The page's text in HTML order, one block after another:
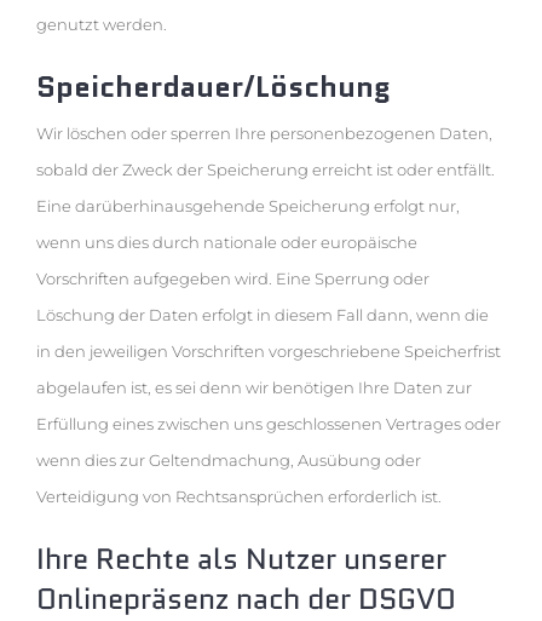
genutzt werden.
Speicherdauer/Löschung
Wir löschen oder sperren Ihre personenbezogenen Daten,
sobald der Zweck der Speicherung erreicht ist oder entfällt.
Eine darüberhinausgehende Speicherung erfolgt nur,
wenn uns dies durch nationale oder europäische
Vorschriften aufgegeben wird. Eine Sperrung oder
Löschung der Daten erfolgt in diesem Fall dann, wenn die
in den jeweiligen Vorschriften vorgeschriebene Speicherfrist
abgelaufen ist, es sei denn wir benötigen Ihre Daten zur
Erfüllung eines zwischen uns geschlossenen Vertrages oder
wenn dies zur Geltendmachung, Ausübung oder
Verteidigung von Rechtsansprüchen erforderlich ist.
Ihre Rechte als Nutzer unserer
Onlinepräsenz nach der DSGVO